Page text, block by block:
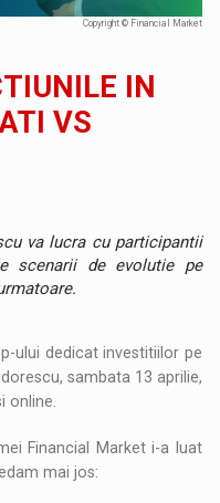
Copyright © Financial Market
IN
VS
va lucra cu participantii
scenarii de evolutie pe
ului dedicat investitiilor pe
sambata 13 aprilie,
online.
Financial Market i-a luat
mai jos: